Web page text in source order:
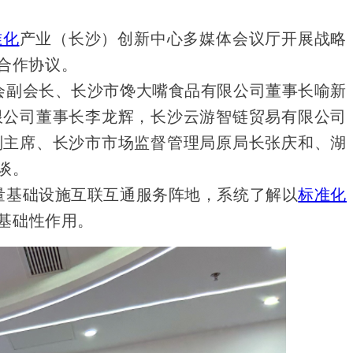
产业（长沙）创新中心多媒体会议厅开展战略
协议。
会长、长沙市馋大嘴食品有限公司董事长喻新
司董事长李龙辉，长沙云游智链贸易有限公司
席、长沙市市场监督管理局原局长张庆和、湖
基础设施互联互通服务阵地，系统了解以标准化
性作用。